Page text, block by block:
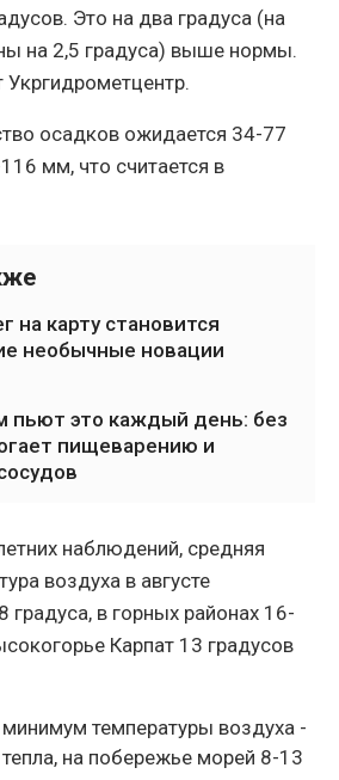
Это на два градуса (на
на 2,5 градуса) выше нормы.
осадков ожидается 34-77
мм, что считается в
на карту становится
необычные новации
пьют это каждый день: без
пищеварению и
наблюдений, средняя
воздуха в августе
градуса, в горных районах 16-
Карпат 13 градусов
температуры воздуха -
на побережье морей 8-13